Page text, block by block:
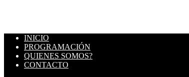
INICIO
PROGRAMACIÓN
QUIENES SOMOS?
CONTACTO